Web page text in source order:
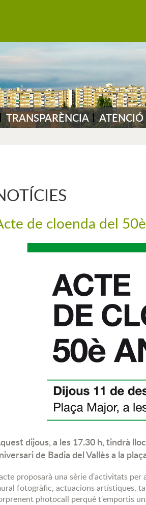
TRANSPARÈNCIA
de cloenda del
dijous, a les 17.30 h, tindrà
de Badia del Vallès a la
proposarà una sèrie d'activitats
fotogràfic, actuacions artístiques,
photocall perquè t'emportis